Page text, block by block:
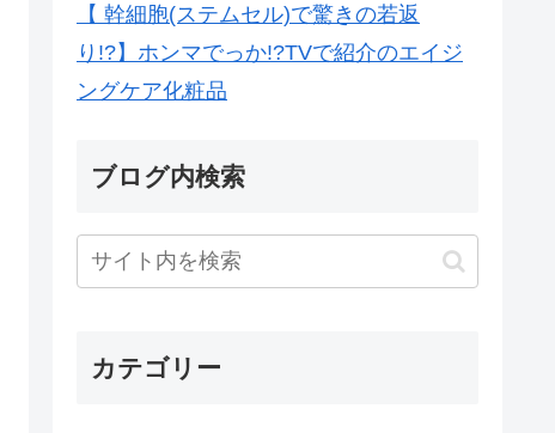
【 幹細胞(ステムセル)で驚きの若返
り!?】ホンマでっか!?TVで紹介のエイジ
ングケア化粧品
ブログ内検索
カテゴリー